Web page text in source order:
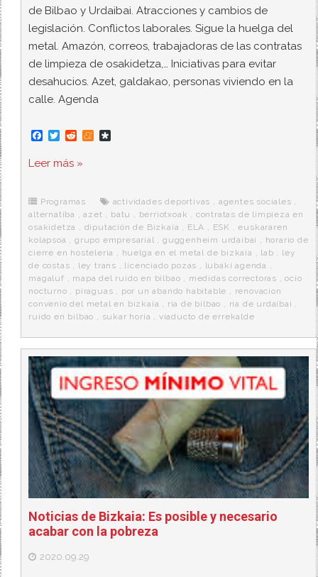
de Bilbao y Urdaibai. Atracciones y cambios de
legislación. Conflictos laborales. Sigue la huelga del
metal. Amazón, correos, trabajadoras de las contratas
de limpieza de osakidetza,… Iniciativas para evitar
desahucios. Azet, galdakao, personas viviendo en la
calle. Agenda
F
e
o
k
T
t
r
R
d
M
e
r
a
Leer más »
Programas actividades deportivas , agentes sociales ,
alternatiba ,azet , batu , berriotxoak , contratas de limpieza en
osakidetza , diputación de Bizkaia , ELA , ESK ,euskararen
kolapsoa ,grupo empresarial ,guggenheim urdaibai , horario de
cierre en hosteleria , huelga en el metal de bizkaia , lab , ley
de costas , ley trans , licenciado pozas , lubaki agenda ,
magaluf , mapa del ruido en bilbao , medidas correctoras ,ocio
nocturno , piraguas , por un abando habitable , renovacion
convenio del metal en bizkaia , ria de bilbao , ria de urdaibai ,
ruido en bilbao , sukar horia , viaducto de errekalde
Noticias de Bizkaia: Es posible y necesario
acabar con la pobreza
2020.09.29